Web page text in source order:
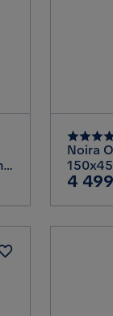
/
Noira
Brunt
Pris
4